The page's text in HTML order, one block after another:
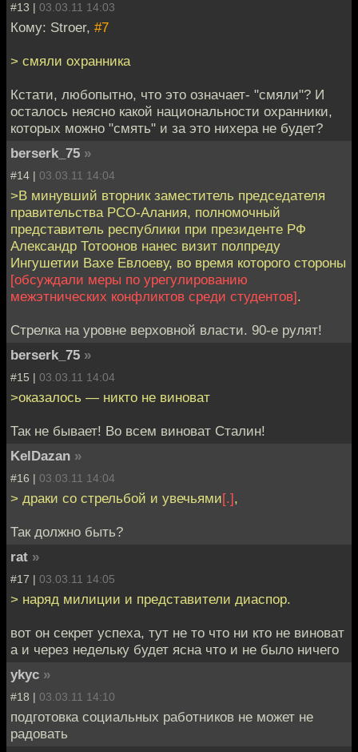
#13 | 03.03.11 14:03
Кому: Stroer, #7
> смяли охранника
Кстати, любопытно, что это означает- "смяли"? И
осталось неясно какой национальности охранники,
которых можно "смять" и за это нихера не будет?
berserk_75 »
#14 | 03.03.11 14:04
>В минувший вторник заместитель председателя
правительства РСО-Алания, полномочный
представитель республики при президенте РФ
Александр Тотоонов нанес визит полпреду
Ингушетии Вахе Евлоеву, во время которого стороны
[обсуждали меры по урегулированию
межэтнических конфликтов среди студентов].
Стрелка на уровне верховной власти. 90-е рулят!
berserk_75 »
#15 | 03.03.11 14:04
>оказалось — никто не виноват
Так не бывает! Во всем виноват Сталин!
KelDazan »
#16 | 03.03.11 14:04
> драки со стрельбой и увечьями[.],
Так должно быть?
rat »
#17 | 03.03.11 14:05
> наряд милиции и представители диаспор.
вот он секрет успеха, тут не то что ни кто не виноват
а и через недельку будет ясна что и не было ничего
ykyc »
#18 | 03.03.11 14:10
подготовка социальных работников не может не
радовать